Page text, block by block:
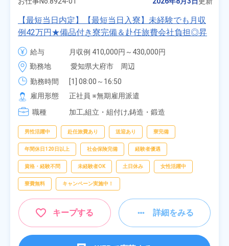
【最短当日内定】【最短当日入寮】未経験でも月収
例42万円★備品付き寮完備＆赴任旅費会社負担◎昇
給・業績賞与あり！組立や塗装など自動車製造の各
種作業！《愛知県大府市》
給与
月収例 410,000円～430,000円
月給 277,000円～277,000円
勤務地
愛知県大府市　周辺
勤務時間
[1] 08:00～16:50
[2] 06:25～15:10
[3] 17:05～01:50
雇用形態
正社員 ※無期雇用派遣
職種
加工,組立・組付け,鋳造・鍛造
男性活躍中 赴任旅費あり 送迎あり 寮完備
年間休日120日以上 社会保険完備 経験者優遇
資格・経験不問 未経験者OK 土日休み 女性活躍中
寮費無料 キャンペーン実施中！
キープする 詳細をみる